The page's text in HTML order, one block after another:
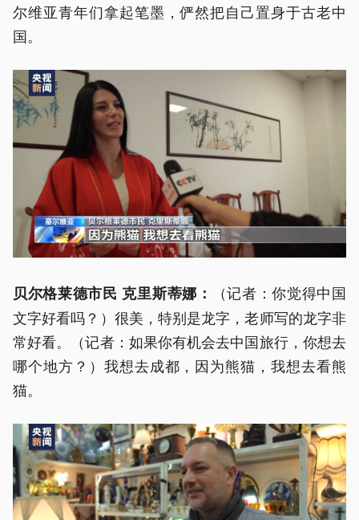
尔维亚青年们拿起笔墨，俨然把自己置身于古老中
国。
贝尔格莱德市民 克里斯蒂娜：
（记者：你觉得中国
文字好看吗？）很美，特别是龙字，老师写的龙字非
常好看。（记者：如果你有机会去中国旅行，你想去
哪个地方？）我想去成都，因为熊猫，我想去看熊
猫。